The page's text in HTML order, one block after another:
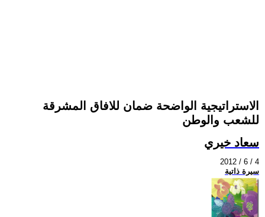
الاستراتيجية الواضحة ضمان للافاق المشرقة
للشعب والوطن
سعاد خيري
2012 / 6 / 4
سيرة ذاتية